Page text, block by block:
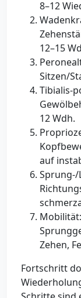
8–12
12–15
Sitzen/
Tibialis-
12 Wdh.
auf
Zehen,
Fortschritt